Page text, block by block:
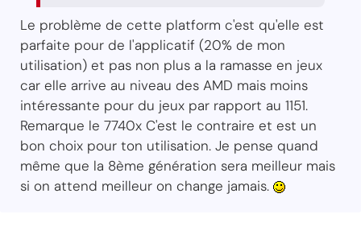
Le problème de cette platform c'est qu'elle est
parfaite pour de l'applicatif (20% de mon
utilisation) et pas non plus a la ramasse en jeux
car elle arrive au niveau des AMD mais moins
intéressante pour du jeux par rapport au 1151.
Remarque le 7740x C'est le contraire et est un
bon choix pour ton utilisation. Je pense quand
même que la 8ème génération sera meilleur mais
si on attend meilleur on change jamais.